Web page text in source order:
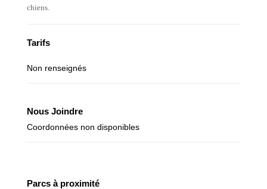
chiens.
Tarifs
Non renseignés
Nous Joindre
Coordonnées non disponibles
Parcs à proximité